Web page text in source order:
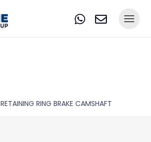
RETAINING RING BRAKE CAMSHAFT